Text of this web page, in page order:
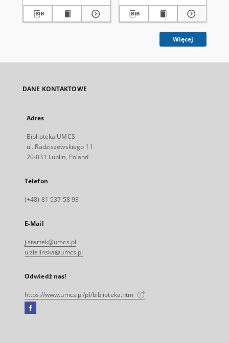
Więcej
DANE KONTAKTOWE
Adres
Biblioteka UMCS
ul. Radziszewskiego 11
20-031 Lublin, Poland
Telefon
(+48) 81 537 58 93
E-Mail
j.startek@umcs.pl
u.zielinska@umcs.pl
Odwiedź nas!
https://www.umcs.pl/pl/biblioteka.htm
Facebook